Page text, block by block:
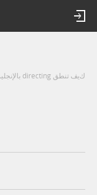
كيف تنطق directing بالإنجليزية